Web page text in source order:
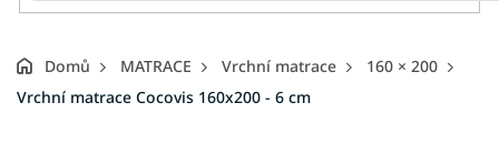
Domů MATRACE Vrchní matrace
160 × 200
Vrchní matrace Cocovis 160x200 - 6 cm